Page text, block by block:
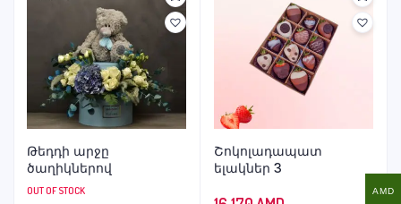
Թեդդի արջը
ծաղիկներով
OUT OF STOCK
Շոկոլադապատ
ելակներ 3
AMD